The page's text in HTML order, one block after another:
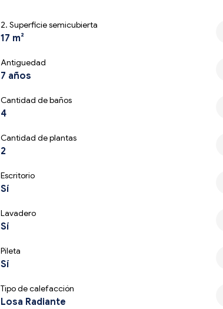
2. Superficie semicubierta
17 m²
Antiguedad
7 años
Cantidad de baños
4
Cantidad de plantas
2
Escritorio
Sí
Lavadero
Sí
Pileta
Sí
Tipo de calefacción
Losa Radiante